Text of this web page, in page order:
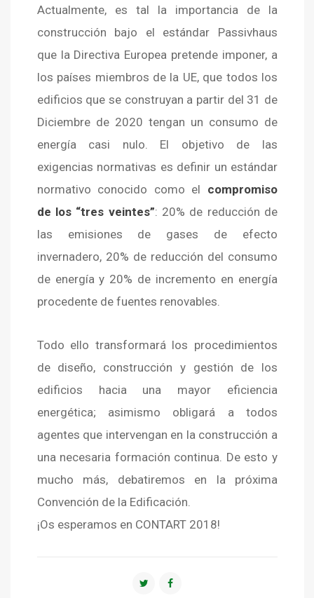
Actualmente, es tal la importancia de la
construcción bajo el estándar Passivhaus
que la Directiva Europea pretende imponer, a
los países miembros de la UE, que todos los
edificios que se construyan a partir del 31 de
Diciembre de 2020 tengan un consumo de
energía casi nulo. El objetivo de las
exigencias normativas es definir un estándar
normativo conocido como el compromiso
de los “tres veintes”: 20% de reducción de
las emisiones de gases de efecto
invernadero, 20% de reducción del consumo
de energía y 20% de incremento en energía
procedente de fuentes renovables.
Todo ello transformará los procedimientos
de diseño, construcción y gestión de los
edificios hacia una mayor eficiencia
energética; asimismo obligará a todos
agentes que intervengan en la construcción a
una necesaria formación continua. De esto y
mucho más, debatiremos en la próxima
Convención de la Edificación.
¡Os esperamos en CONTART 2018!